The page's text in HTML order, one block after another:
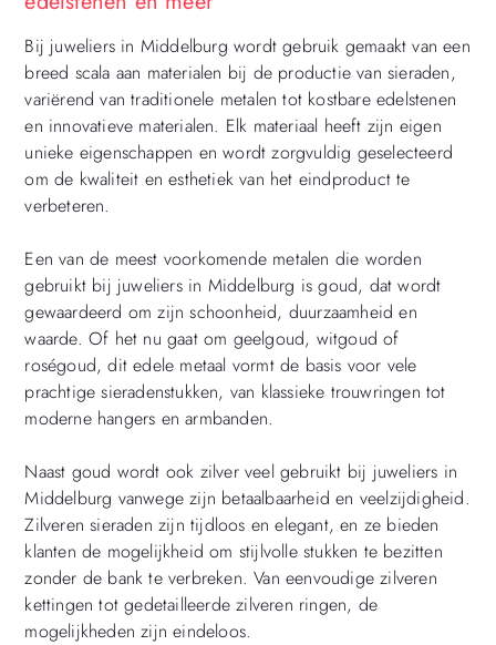
Bij juweliers in Middelburg wordt gebruik gemaakt van een
breed scala aan materialen bij de productie van sieraden,
variërend van traditionele metalen tot kostbare edelstenen
en innovatieve materialen. Elk materiaal heeft zijn eigen
unieke eigenschappen en wordt zorgvuldig geselecteerd
om de kwaliteit en esthetiek van het eindproduct te
verbeteren.
Een van de meest voorkomende metalen die worden
gebruikt bij juweliers in Middelburg is goud, dat wordt
gewaardeerd om zijn schoonheid, duurzaamheid en
waarde. Of het nu gaat om geelgoud, witgoud of
roségoud, dit edele metaal vormt de basis voor vele
prachtige sieradenstukken, van klassieke trouwringen tot
moderne hangers en armbanden.
Naast goud wordt ook zilver veel gebruikt bij juweliers in
Middelburg vanwege zijn betaalbaarheid en veelzijdigheid.
Zilveren sieraden zijn tijdloos en elegant, en ze bieden
klanten de mogelijkheid om stijlvolle stukken te bezitten
zonder de bank te verbreken. Van eenvoudige zilveren
kettingen tot gedetailleerde zilveren ringen, de
mogelijkheden zijn eindeloos.